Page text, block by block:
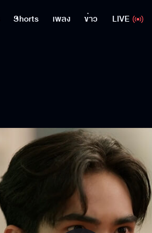
Shorts เพลง ข่าว LIVE